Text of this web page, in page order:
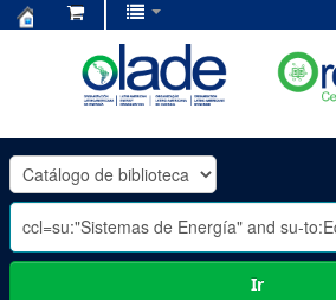
OLADE
-
Ir